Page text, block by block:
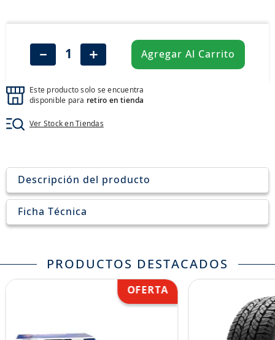
＋
－ Agregar Al Carrito
Este producto solo se encuentra
disponible para retiro en tienda
Ver Stock en Tiendas
Descripción del producto
Ficha Técnica
PRODUCTOS DESTACADOS
neumáticos 235